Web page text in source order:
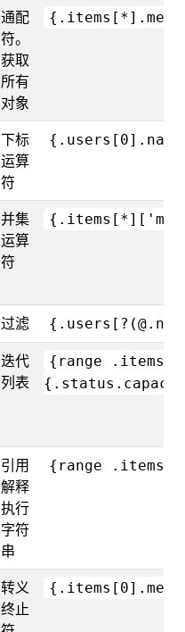
通配
符。
获取
所有
对象
下标
运算
符
并集
运算
符
过滤
迭代
列表
{range
引用
解释
执行
字符
串
{range
转义
终止